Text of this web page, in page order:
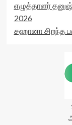
எழுத்தாளர்
2026
சஹானா சிறந்த